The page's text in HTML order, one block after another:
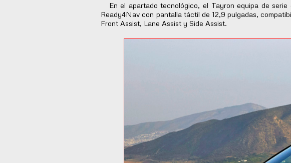
En el apartado tecnológico, el Tayron equipa de serie
Ready4Nav con pantalla táctil de 12,9 pulgadas,
Front Assist, Lane Assist y Side Assist.